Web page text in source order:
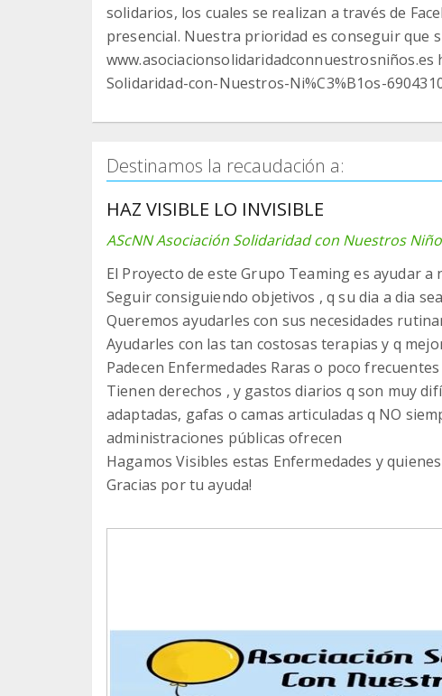
solidarios, los cuales se realizan a través de
presencial. Nuestra prioridad es conseguir que
www.asociacionsolidaridadconnuestrosniños.es
Solidaridad-con-Nuestros-Ni%C3%B1os-
Destinamos la recaudación a:
HAZ VISIBLE LO INVISIBLE
AScNN Asociación Solidaridad con Nuestros
El Proyecto de este Grupo Teaming es ayudar a
Seguir consiguiendo objetivos , q su dia a dia
Queremos ayudarles con sus necesidades
Ayudarles con las tan costosas terapias y q
Padecen Enfermedades Raras o poco frecuentes
Tienen derechos , y gastos diarios q son muy
adaptadas, gafas o camas articuladas q NO
administraciones públicas ofrecen
Hagamos Visibles estas Enfermedades y
Gracias por tu ayuda!